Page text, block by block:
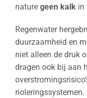
nature geen kalkin
Regenwater
duurzaamheid en
niet alleen de druk
dragen ook bij aan
rioleringssystemen.